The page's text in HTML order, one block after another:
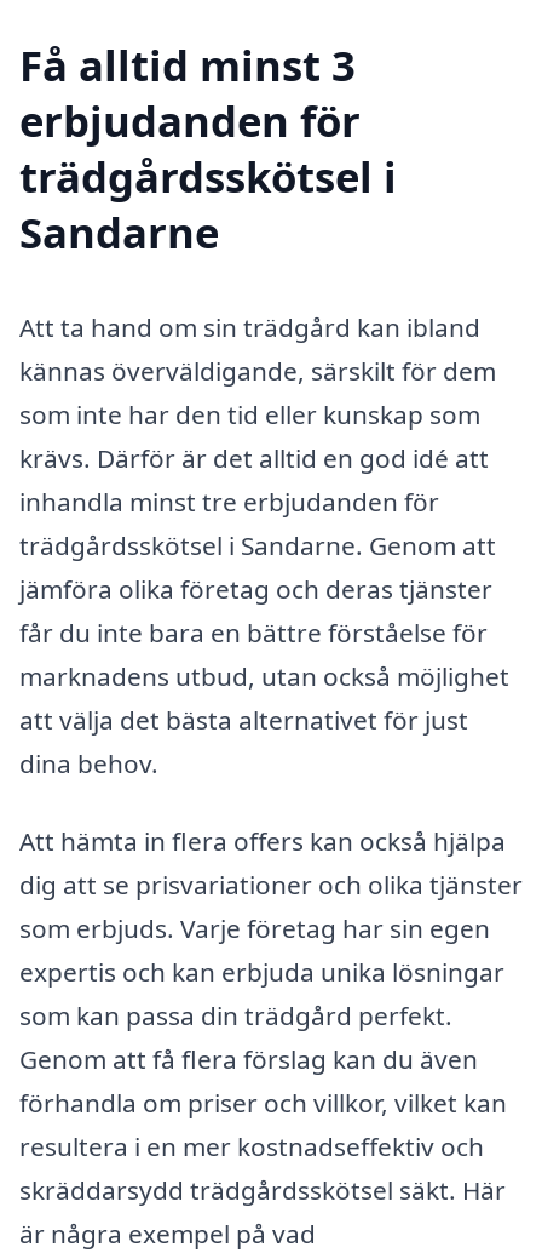
Få alltid minst 3
erbjudanden för
trädgårdsskötsel i
Sandarne
Att ta hand om sin trädgård kan ibland
kännas överväldigande, särskilt för dem
som inte har den tid eller kunskap som
krävs. Därför är det alltid en god idé att
inhandla minst tre erbjudanden för
trädgårdsskötsel i Sandarne. Genom att
jämföra olika företag och deras tjänster
får du inte bara en bättre förståelse för
marknadens utbud, utan också möjlighet
att välja det bästa alternativet för just
dina behov.
Att hämta in flera offers kan också hjälpa
dig att se prisvariationer och olika tjänster
som erbjuds. Varje företag har sin egen
expertis och kan erbjuda unika lösningar
som kan passa din trädgård perfekt.
Genom att få flera förslag kan du även
förhandla om priser och villkor, vilket kan
resultera i en mer kostnadseffektiv och
skräddarsydd trädgårdsskötsel säkt. Här
är några exempel på vad